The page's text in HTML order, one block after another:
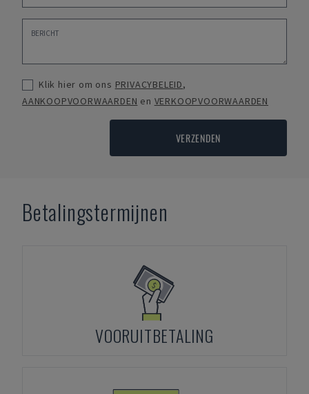
Klik hier om ons PRIVACYBELEID,
AANKOOPVOORWAARDEN en VERKOOPVOORWAARDEN
VERZENDEN
Betalingstermijnen
VOORUITBETALING